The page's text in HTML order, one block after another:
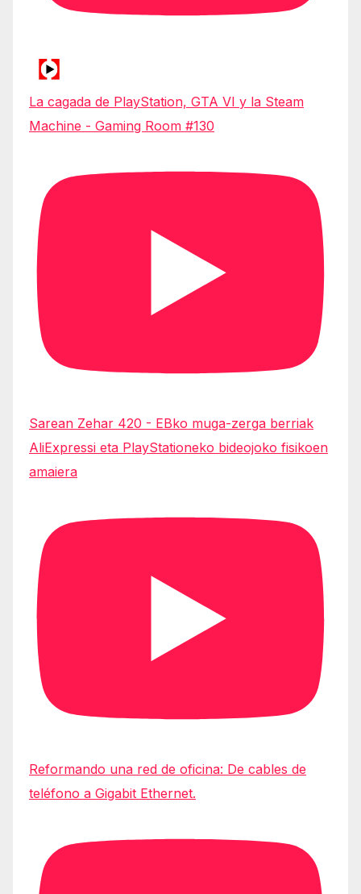
La cagada de PlayStation, GTA VI y la Steam
Machine - Gaming Room #130
Sarean Zehar 420 - EBko muga-zerga berriak
AliExpressi eta PlayStationeko bideojoko fisikoen
amaiera
Reformando una red de oficina: De cables de
teléfono a Gigabit Ethernet.